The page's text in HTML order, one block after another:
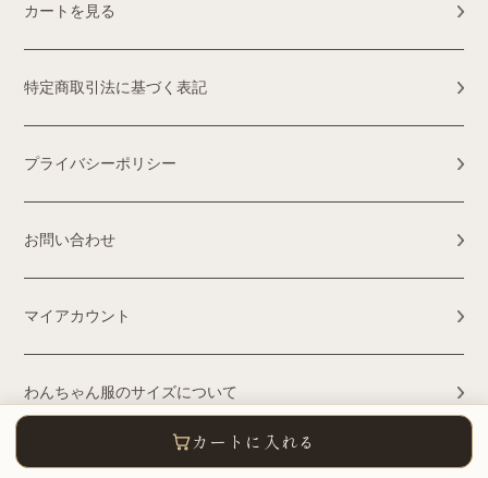
カートを見る
特定商取引法に基づく表記
プライバシーポリシー
お問い合わせ
マイアカウント
わんちゃん服のサイズについて
Wahhomeってどんなお店？
カートに入れる